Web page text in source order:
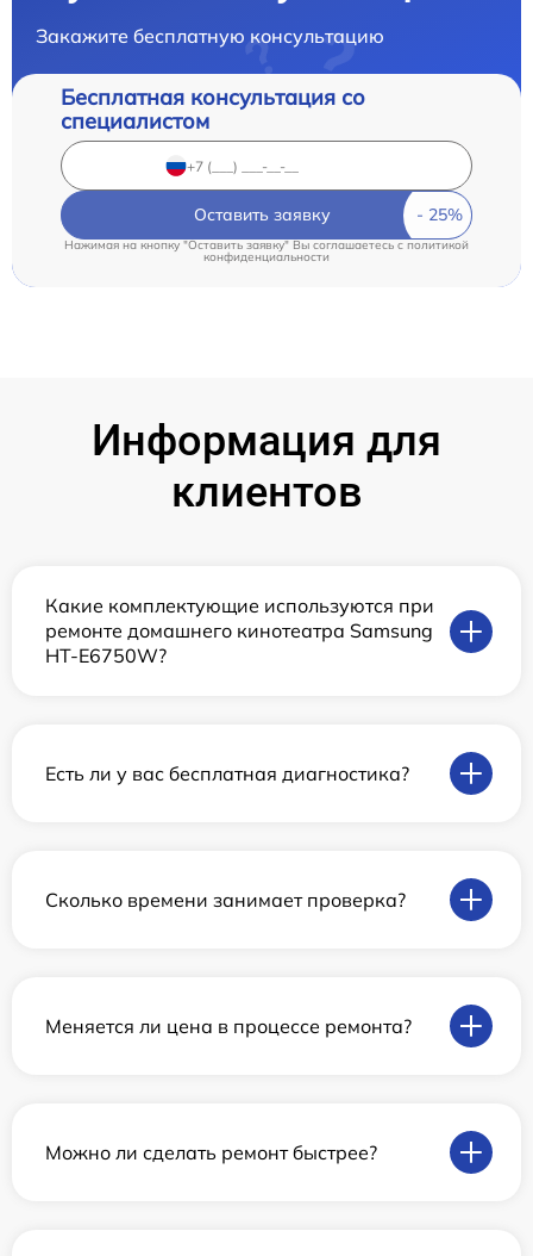
Закажите бесплатную консультацию
Бесплатная консультация со
специалистом
Оставить заявку
Нажимая на кнопку "Оставить заявку" Вы соглашаетесь c политикой
конфиденциальности
Информация для
клиентов
Какие комплектующие используются при
ремонте домашнего кинотеатра Samsung
HT-E6750W?
Есть ли у вас бесплатная диагностика?
Сколько времени занимает проверка?
Меняется ли цена в процессе ремонта?
Можно ли сделать ремонт быстрее?